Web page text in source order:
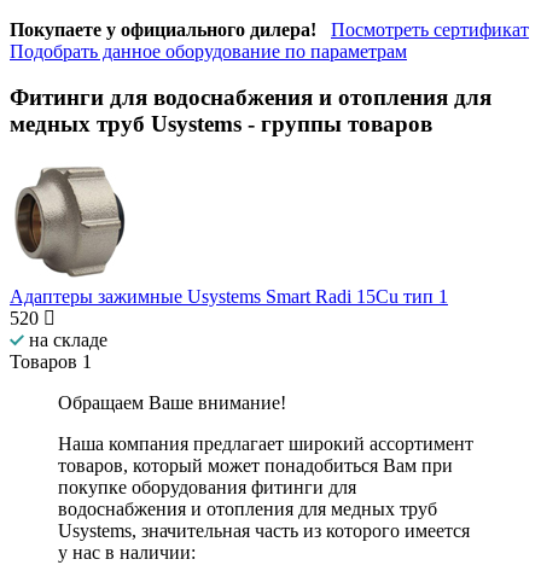
Покупаете у официального дилера!
Посмотреть сертификат
Подобрать данное оборудование по параметрам
Фитинги для водоснабжения и отопления для
медных труб Usystems - группы товаров
Адаптеры зажимные Usystems Smart Radi 15Cu тип 1
520
на складе
Товаров 1
Обращаем Ваше внимание!
Наша компания предлагает широкий ассортимент
товаров, который может понадобиться Вам при
покупке оборудования фитинги для
водоснабжения и отопления для медных труб
Usystems, значительная часть из которого имеется
у нас в наличии: